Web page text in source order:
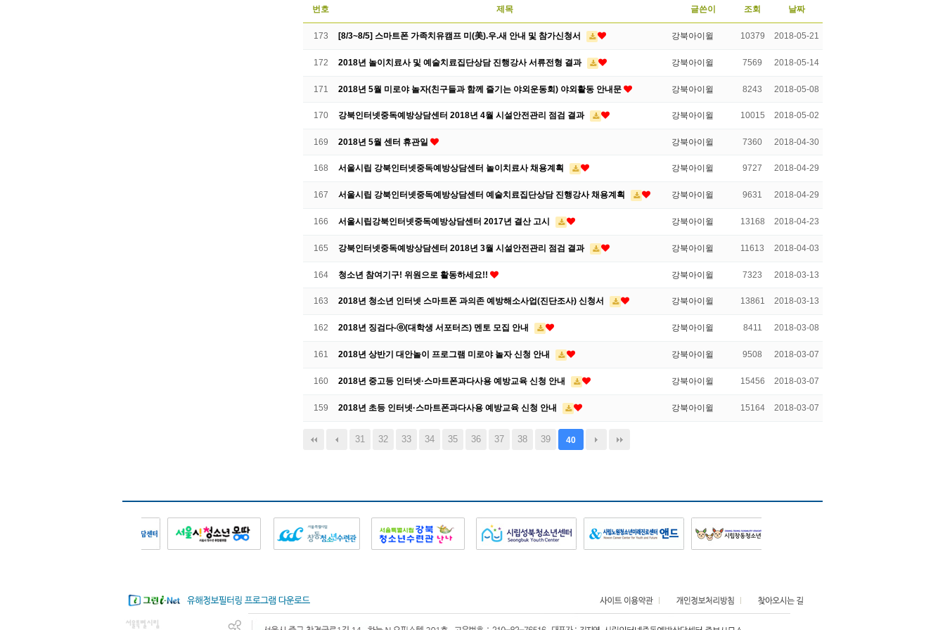
번호 제목 글쓴이 조회 날짜
173 [8/3~8/5] 스마트폰 가족치유캠프 미(美).우.새 안내 및 참가신청서 강북아이윌 10379 2018-05-21
172 2018년 놀이치료사 및 예술치료집단상담 진행강사 서류전형 결과 강북아이윌 7569 2018-05-14
171 2018년 5월 미로야 놀자(친구들과 함께 즐기는 야외운동회) 야외활동 안내문 강북아이윌 8243 2018-05-08
170 강북인터넷중독예방상담센터 2018년 4월 시설안전관리 점검 결과 강북아이윌 10015 2018-05-02
169 2018년 5월 센터 휴관일 강북아이윌 7360 2018-04-30
168 서울시립 강북인터넷중독예방상담센터 놀이치료사 채용계획 강북아이윌 9727 2018-04-29
167 서울시립 강북인터넷중독예방상담센터 예술치료집단상담 진행강사 채용계획 강북아이윌 9631 2018-04-29
166 서울시립강북인터넷중독예방상담센터 2017년 결산 고시 강북아이윌 13168 2018-04-23
165 강북인터넷중독예방상담센터 2018년 3월 시설안전관리 점검 결과 강북아이윌 11613 2018-04-03
164 청소년 참여기구! 위원으로 활동하세요!! 강북아이윌 7323 2018-03-13
163 2018년 청소년 인터넷 스마트폰 과의존 예방해소사업(진단조사) 신청서 강북아이윌 13861 2018-03-13
162 2018년 징검다-ⓔ(대학생 서포터즈) 멘토 모집 안내 강북아이윌 8411 2018-03-08
161 2018년 상반기 대안놀이 프로그램 미로야 놀자 신청 안내 강북아이윌 9508 2018-03-07
160 2018년 중고등 인터넷·스마트폰과다사용 예방교육 신청 안내 강북아이윌 15456 2018-03-07
159 2018년 초등 인터넷·스마트폰과다사용 예방교육 신청 안내 강북아이윌 15164 2018-03-07
31 32 33 34 35 36 37 38 39 40